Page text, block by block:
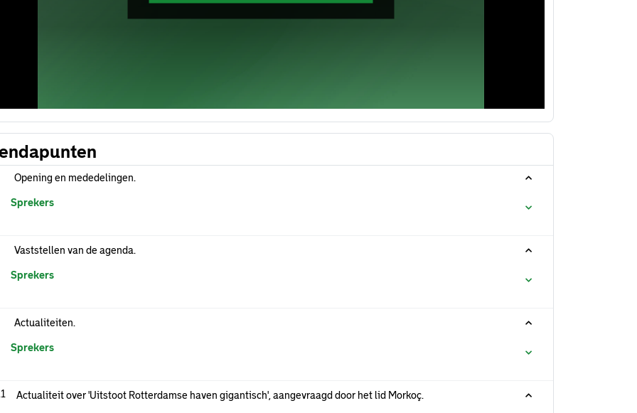
Opening en mededelingen.
Sprekers
Vaststellen van de agenda.
Sprekers
Actualiteiten.
Sprekers
Actualiteit over 'Uitstoot Rotterdamse haven gigantisch', aangevraagd door het lid Morkoç.